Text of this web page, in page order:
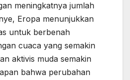
meningkatnya jumlah
Eropa menunjukkan
untuk berbenah
cuaca yang semakin
aktivis muda semakin
bahwa perubahan